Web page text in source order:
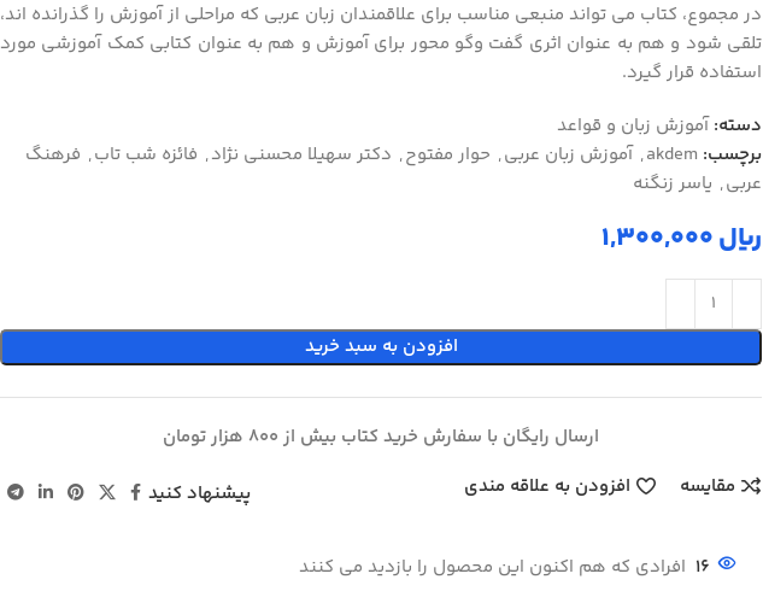
در مجموع، کتاب می تواند منبعی مناسب برای علاقمندان زبان عربی که مراحلی از آموزش را گذرانده اند،
تلقی شود و هم به عنوان اثری گفت وگو محور برای آموزش و هم به عنوان کتابی کمک آموزشی مورد
استفاده قرار گیرد.
دسته: آموزش زبان و قواعد
برچسب: akdem
, آموزش زبان عربی, حوار مفتوح, دکتر سهیلا محسنی نژاد, فائزه شب تاب, فرهنگ
عربی, یاسر زنگنه
ریال
افزودن به سبد خرید
ارسال رایگان با سفارش خرید کتاب بیش از 800 هزار تومان
مقایسه
افزودن به علاقه مندی پیشنهاد کنید
16 افرادی که هم اکنون این محصول را بازدید می کنند